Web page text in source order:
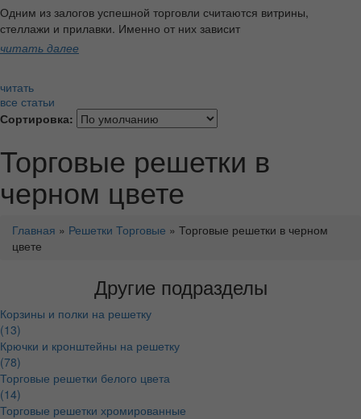
Одним из залогов успешной торговли считаются витрины,
стеллажи и прилавки. Именно от них зависит
читать далее
читать
все статьи
Сортировка:
Торговые решетки в
черном цвете
Главная » Решетки Торговые » Торговые решетки в черном
цвете
Другие подразделы
Корзины и полки на решетку
(13)
Крючки и кронштейны на решетку
(78)
Торговые решетки белого цвета
(14)
Торговые решетки хромированные